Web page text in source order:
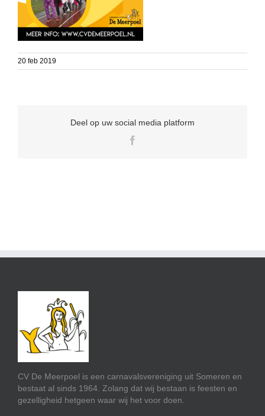
20 feb 2019
Deel op uw social media platform
CV De Meerpoel is een carnavalsvereniging uit Someren en
bestaat al sinds 1964. Zolang dat wij bestaan is feesten en
gezelligheid hetgeen waar wij het voor doen.